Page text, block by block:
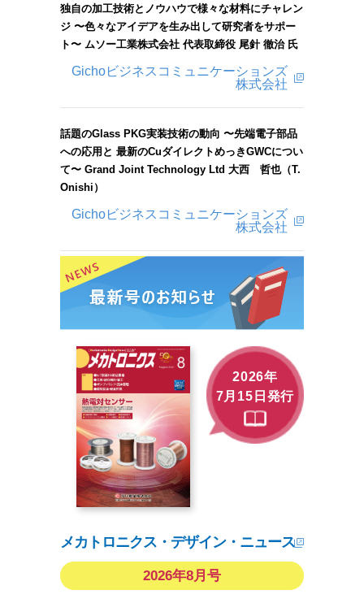
独自の加工技術とノウハウで様々な材料にチャレン
ジ 〜色々なアイデアを生み出して研究者をサポー
ト〜 ムソー工業株式会社 代表取締役 尾針 徹治 氏
Gichoビジネスコミュニケーションズ
株式会社
話題のGlass PKG実装技術の動向 〜先端電子部品
への応用と 最新のCuダイレクトめっきGWCについ
て〜 Grand Joint Technology Ltd 大西 哲也（T.
Onishi）
Gichoビジネスコミュニケーションズ
株式会社
2026年
7月15日発行
メカトロニクス・デザイン・ニュース
2026年8月号